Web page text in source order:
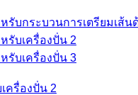
รับกระบวนการเตรียมเส้น
รับเครื่องปั่น 2
รับเครื่องปั่น 3
ครื่องปั่น 2